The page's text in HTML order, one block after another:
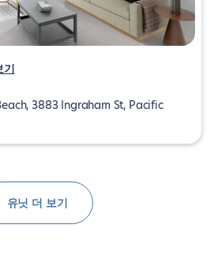
기
3883 Ingraham St, Pacific
유닛 더 보기